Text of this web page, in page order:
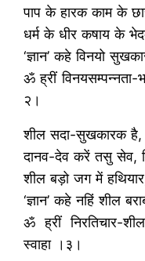
पाप के हारक काम के
धर्म के धीर कषाय के
‘ज्ञान’ कहे विनयो
ॐ ह्रीं विनयसम्पन्नता-
२।
शील सदा-सुखकारक है,
दानव-देव करें तसु सेव,
शील बड़ो जग में
‘ज्ञान’ कहे नहिं शील
ॐ ह्रीं निरतिचार-
स्वाहा ।३।